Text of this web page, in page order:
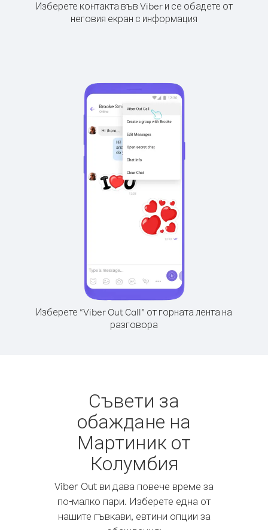
Изберете контакта във Viber и се обадете от
неговия екран с информация
Изберете “Viber Out Call” от горната лента на
разговора
Съвети за
обаждане на
Мартиник от
Колумбия
Viber Out ви дава повече време за
по-малко пари. Изберете една от
нашите гъвкави, евтини опции за